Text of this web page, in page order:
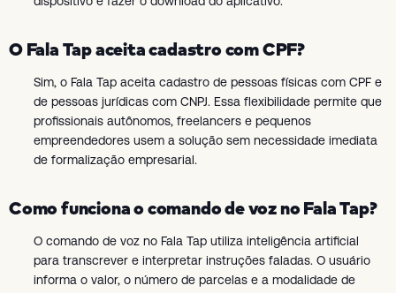
O Fala Tap aceita cadastro com CPF?
Sim, o Fala Tap aceita cadastro de pessoas físicas com CPF e
de pessoas jurídicas com CNPJ. Essa flexibilidade permite que
profissionais autônomos, freelancers e pequenos
empreendedores usem a solução sem necessidade imediata
de formalização empresarial.
Como funciona o comando de voz no Fala Tap?
O comando de voz no Fala Tap utiliza inteligência artificial
para transcrever e interpretar instruções faladas. O usuário
informa o valor, o número de parcelas e a modalidade de